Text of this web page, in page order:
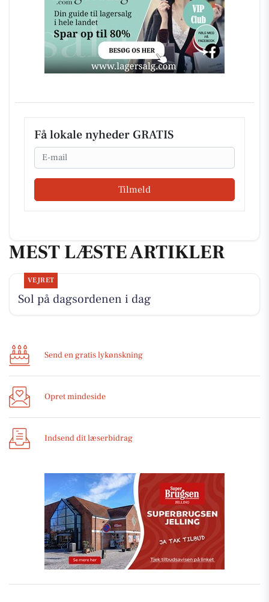
Få lokale nyheder GRATIS
Email
Tilmeld
MEST LÆSTE ARTIKLER
VEJRET
Sol på dagsordenen i dag
Send en gratis lykønskning
Opret mindeside
Indsend dit læserbidrag